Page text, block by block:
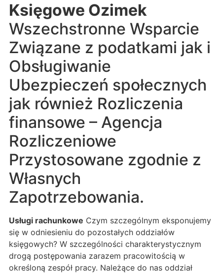
Księgowe Ozimek
Wszechstronne Wsparcie
Związane z podatkami jak i
Obsługiwanie
Ubezpieczeń społecznych
jak również Rozliczenia
finansowe – Agencja
Rozliczeniowe
Przystosowane zgodnie z
Własnych
Zapotrzebowania.
Usługi rachunkowe Czym szczególnym eksponujemy
się w odniesieniu do pozostałych oddziałów
księgowych? W szczególności charakterystycznym
drogą postępowania zarazem pracowitością w
określoną zespół pracy. Należące do nas oddział